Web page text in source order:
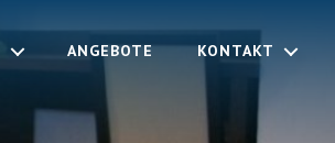
ANGEBOTE KONTAKT